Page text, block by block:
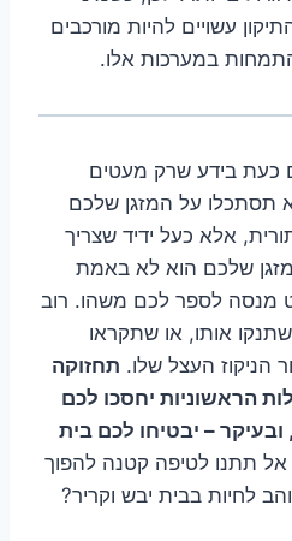
עשויים להיות מורכבים
במערכות אלו.
כעת בידע שרק מעטים
תסתכלו על המזגן שלכם
אלא כעל ידיד שצריך
שלכם הוא לא באמת
מנסה לספר לכם משהו. רוב
אותו, או שתקראו
הניקוז העצל שלו. תחזוקה
הראשוניות יחסכו לכם
– יבטיחו לכם בית
אל תתנו לטיפה קטנה להפוך
לחיות בבית יבש וקריר?